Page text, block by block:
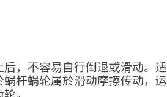
，不容易自行倒退或滑动。适
杆蜗轮属於滑动摩擦传动，运